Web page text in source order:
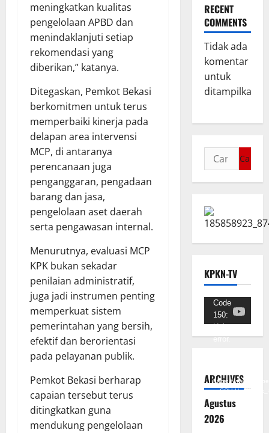
meningkatkan kualitas
pengelolaan APBD dan
menindaklanjuti setiap
rekomendasi yang
diberikan,” katanya.
Ditegaskan, Pemkot Bekasi
berkomitmen untuk terus
memperbaiki kinerja pada
delapan area intervensi
MCP, di antaranya
perencanaan juga
penganggaran, pengadaan
barang dan jasa,
pengelolaan aset daerah
serta pengawasan internal.
Menurutnya, evaluasi MCP
KPK bukan sekadar
penilaian administratif,
juga jadi instrumen penting
memperkuat sistem
pemerintahan yang bersih,
efektif dan berorientasi
pada pelayanan publik.
Pemkot Bekasi berharap
capaian tersebut terus
ditingkatkan guna
mendukung pengelolaan
RECENT
COMMENTS
Tidak ada
komentar
untuk
ditampilkan.
KPKN-TV
Pemutar
Video
Code
150:
Unknown
error.
https://
ARCHIVES
Agustus
2026